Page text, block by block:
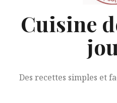
Cuisine
Des recettes simples et